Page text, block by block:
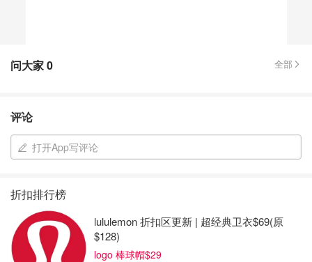
问大家0 全部
评论
打开App写评论
折扣排行榜
lululemon 折扣区更新 | 超经典卫衣$69(原
$128)
logo 棒球帽$29